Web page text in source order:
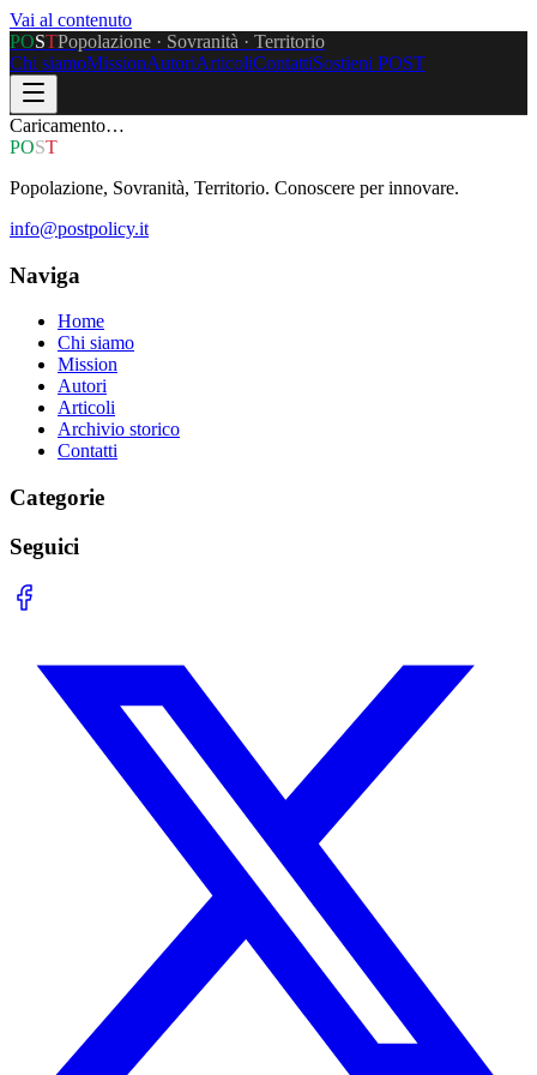
Vai al contenuto
POSTPopolazione · Sovranità · Territorio
Chi siamoMissionAutoriArticoliContattiSostieni POST
Caricamento…
POST
Popolazione, Sovranità, Territorio. Conoscere per innovare.
info@postpolicy.it
Naviga
Home
Chi siamo
Mission
Autori
Articoli
Archivio storico
Contatti
Categorie
Seguici